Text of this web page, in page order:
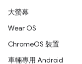
大螢幕
Wear OS
ChromeOS 裝置
車輛專用 Android